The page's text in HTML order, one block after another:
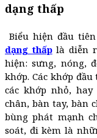
dạng thấp
Biểu hiện đầu
dạng thấplà diễn
hiện: sưng, nóng,
khớp. Các khớp
các khớp nhỏ,
chân, bàn tay, bàn
bùng phát mạnh
soát, đi kèm là